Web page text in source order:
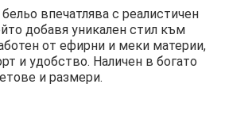
впечатлява с реалистичен
добавя уникален стил към
от ефирни и меки материи,
и удобство. Наличен в богато
и размери.